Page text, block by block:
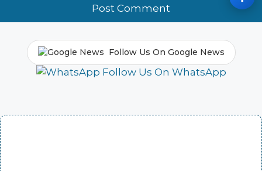
Follow Us On Google News
Follow Us On WhatsApp